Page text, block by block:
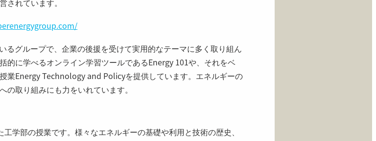
されています。
グループで、企業の後援を受けて実用的なテーマに多く取り組ん
的に学べるオンライン学習ツールであるEnergy 101や、それをベ
業Energy Technology and Policyを提供しています。エネルギーの
取り組みにも力をいれています。
工学部の授業です。様々なエネルギーの基礎や利用と技術の歴史、